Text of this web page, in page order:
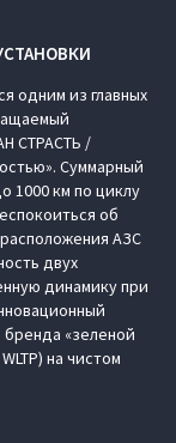
одним из главных
СТРАСТЬ /
Суммарный
1000 км по циклу
об
АЗС
двух
динамику при
«зеленой
на чистом